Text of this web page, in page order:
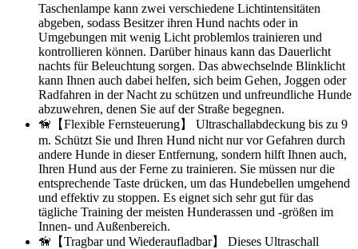
Taschenlampe kann zwei verschiedene Lichtintensitäten
abgeben, sodass Besitzer ihren Hund nachts oder in
Umgebungen mit wenig Licht problemlos trainieren und
kontrollieren können. Darüber hinaus kann das Dauerlicht
nachts für Beleuchtung sorgen. Das abwechselnde Blinklicht
kann Ihnen auch dabei helfen, sich beim Gehen, Joggen oder
Radfahren in der Nacht zu schützen und unfreundliche Hunde
abzuwehren, denen Sie auf der Straße begegnen.
🦮【Flexible Fernsteuerung】 Ultraschallabdeckung bis zu 9
m. Schützt Sie und Ihren Hund nicht nur vor Gefahren durch
andere Hunde in dieser Entfernung, sondern hilft Ihnen auch,
Ihren Hund aus der Ferne zu trainieren. Sie müssen nur die
entsprechende Taste drücken, um das Hundebellen umgehend
und effektiv zu stoppen. Es eignet sich sehr gut für das
tägliche Training der meisten Hunderassen und -größen im
Innen- und Außenbereich.
🦮【Tragbar und Wiederaufladbar】 Dieses Ultraschall